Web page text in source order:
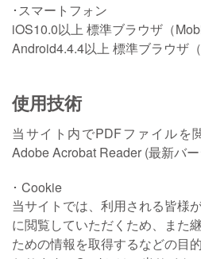
スマートフォン
iOS10.0以上 標準ブラウザ（
Android4.4.4以上 標準ブラウザ
使用技術
当サイト内でPDFファイルを
Adobe Acrobat Reader (最新バー
Cookie
当サイトでは、利用される皆様
に閲覧していただくため、また
ための情報を取得するなどの目